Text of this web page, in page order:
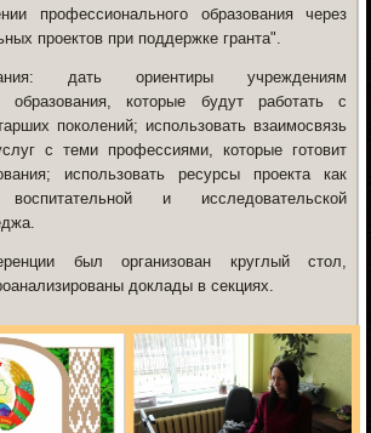
профессионального образования через
проектов при поддержке гранта".
дать ориентиры учреждениям
образования, которые будут работать с
поколений; использовать взаимосвязь
с теми профессиями, которые готовит
использовать ресурсы проекта как
и исследовательской
был организован круглый стол,
доклады в секциях.